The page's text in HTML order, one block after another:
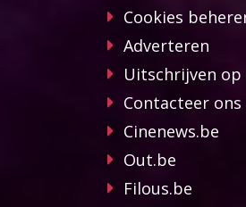
Cookies
Adverteren
Uitschrijven
Contacteer ons
Cinenews.be
Out.be
Filous.be